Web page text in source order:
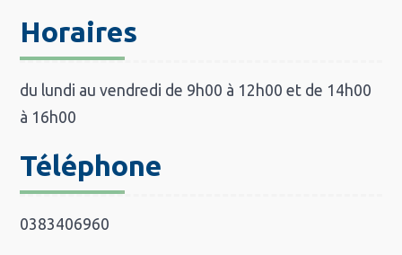
Horaires
du lundi au vendredi de 9h00 à 12h00 et de 14h00
à 16h00
Téléphone
0383406960